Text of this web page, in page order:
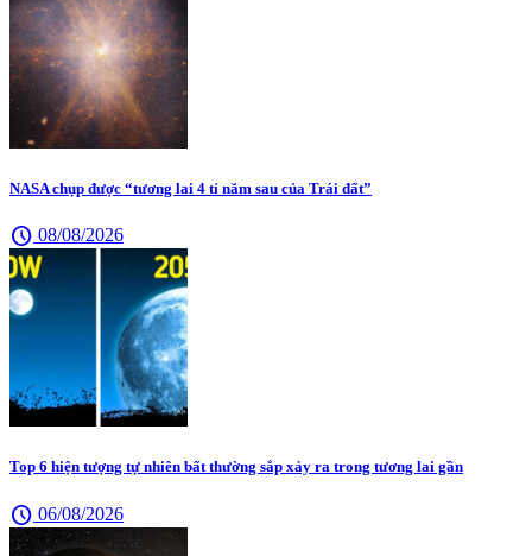
NASA chụp được “tương lai 4 tỉ năm sau của Trái đất”
schedule 08/08/2026
Top 6 hiện tượng tự nhiên bất thường sắp xảy ra trong tương lai gần
schedule 06/08/2026